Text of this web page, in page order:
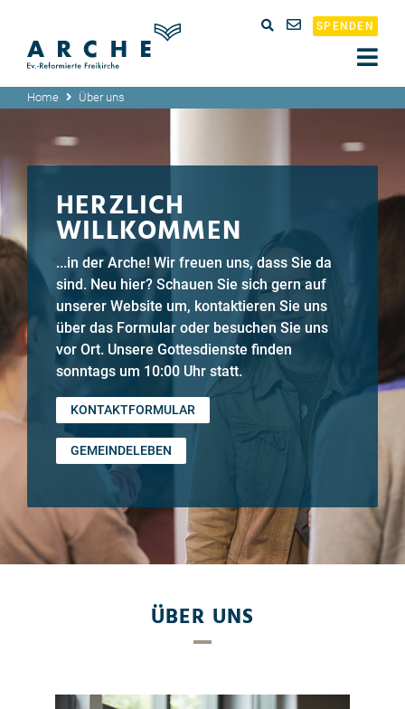
SPENDEN
Home Über uns
HERZLICH
WILLKOMMEN
...in der Arche! Wir freuen uns, dass Sie da
sind. Neu hier? Schauen Sie sich gern auf
unserer Website um, kontaktieren Sie uns
über das Formular oder besuchen Sie uns
vor Ort. Unsere Gottesdienste finden
sonntags um 10:00 Uhr statt.
KONTAKTFORMULAR
GEMEINDELEBEN
ÜBER UNS